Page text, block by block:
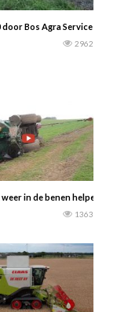
Bos Agra Service — jans
2962
‘t Oostenenk in
in de benen helpen.
1363